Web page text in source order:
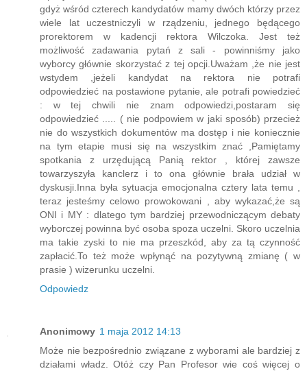
gdyż wśród czterech kandydatów mamy dwóch którzy przez
wiele lat uczestniczyli w rządzeniu, jednego będącego
prorektorem w kadencji rektora Wilczoka. Jest też
możliwość zadawania pytań z sali - powinniśmy jako
wyborcy głównie skorzystać z tej opcji.Uważam ,że nie jest
wstydem ,jeżeli kandydat na rektora nie potrafi
odpowiedzieć na postawione pytanie, ale potrafi powiedzieć
: w tej chwili nie znam odpowiedzi,postaram się
odpowiedzieć ..... ( nie podpowiem w jaki sposób) przecież
nie do wszystkich dokumentów ma dostęp i nie koniecznie
na tym etapie musi się na wszystkim znać ,Pamiętamy
spotkania z urzędującą Panią rektor , której zawsze
towarzyszyła kanclerz i to ona głównie brała udział w
dyskusji.Inna była sytuacja emocjonalna cztery lata temu ,
teraz jesteśmy celowo prowokowani , aby wykazać,że są
ONI i MY : dlatego tym bardziej przewodniczącym debaty
wyborczej powinna być osoba spoza uczelni. Skoro uczelnia
ma takie zyski to nie ma przeszkód, aby za tą czynność
zapłacić.To też może wpłynąć na pozytywną zmianę ( w
prasie ) wizerunku uczelni.
Odpowiedz
Anonimowy 1 maja 2012 14:13
Może nie bezpośrednio związane z wyborami ale bardziej z
działami władz. Otóż czy Pan Profesor wie coś więcej o